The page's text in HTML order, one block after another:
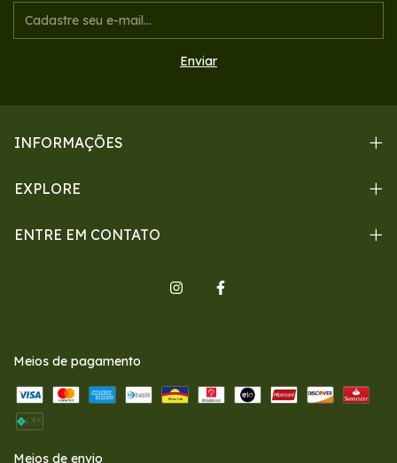
INFORMAÇÕES
EXPLORE
ENTRE EM CONTATO
Meios de pagamento
Meios de envio